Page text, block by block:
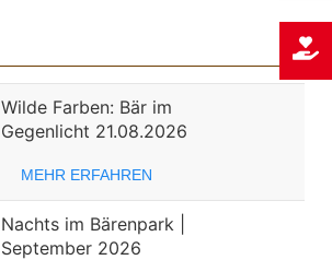
Wilde Farben: Bär im
Gegenlicht 21.08.2026
MEHR ERFAHREN
Nachts im Bärenpark |
September 2026